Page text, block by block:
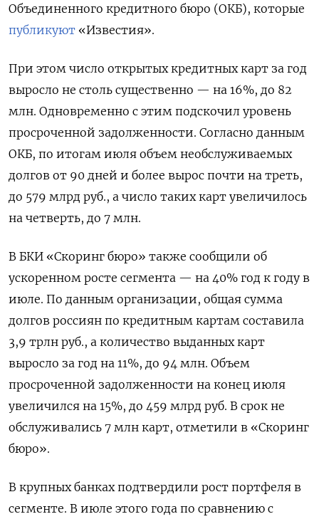
Объединенного кредитного бюро (ОКБ), которые
публикуют «Известия».
При этом число открытых кредитных карт за год
выросло не столь существенно — на 16%, до 82
млн. Одновременно с этим подскочил уровень
просроченной задолженности. Согласно данным
ОКБ, по итогам июля объем необслуживаемых
долгов от 90 дней и более вырос почти на треть,
до 579 млрд руб., а число таких карт увеличилось
на четверть, до 7 млн.
В БКИ «Скоринг бюро» также сообщили об
ускоренном росте сегмента — на 40% год к году в
июле. По данным организации, общая сумма
долгов россиян по кредитным картам составила
3,9 трлн руб., а количество выданных карт
выросло за год на 11%, до 94 млн. Объем
просроченной задолженности на конец июля
увеличился на 15%, до 459 млрд руб. В срок не
обслуживались 7 млн карт, отметили в «Скоринг
бюро».
В крупных банках подтвердили рост портфеля в
сегменте. В июле этого года по сравнению с